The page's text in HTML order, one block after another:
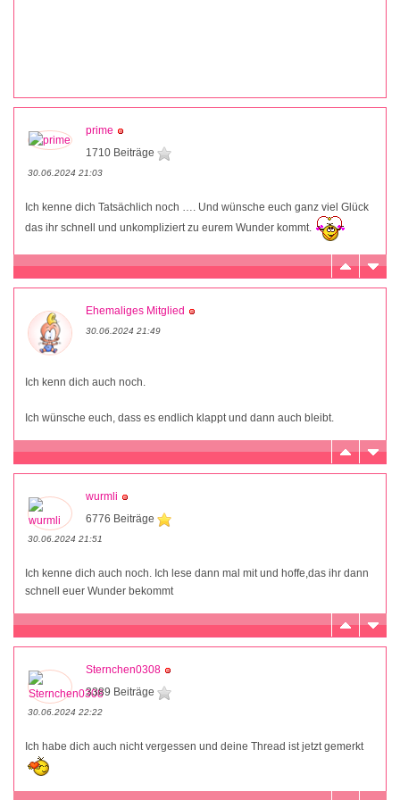
prime
1710 Beiträge
30.06.2024 21:03
Ich kenne dich Tatsächlich noch …. Und wünsche euch ganz viel Glück
das ihr schnell und unkompliziert zu eurem Wunder kommt.
Ehemaliges Mitglied
30.06.2024 21:49
Ich kenn dich auch noch.
Ich wünsche euch, dass es endlich klappt und dann auch bleibt.
wurmli
6776 Beiträge
30.06.2024 21:51
Ich kenne dich auch noch. Ich lese dann mal mit und hoffe,das ihr dann
schnell euer Wunder bekommt
Sternchen0308
3389 Beiträge
30.06.2024 22:22
Ich habe dich auch nicht vergessen und deine Thread ist jetzt gemerkt